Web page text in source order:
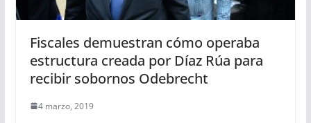
Fiscales demuestran cómo operaba
estructura creada por Díaz Rúa para
recibir sobornos Odebrecht
4 marzo, 2019